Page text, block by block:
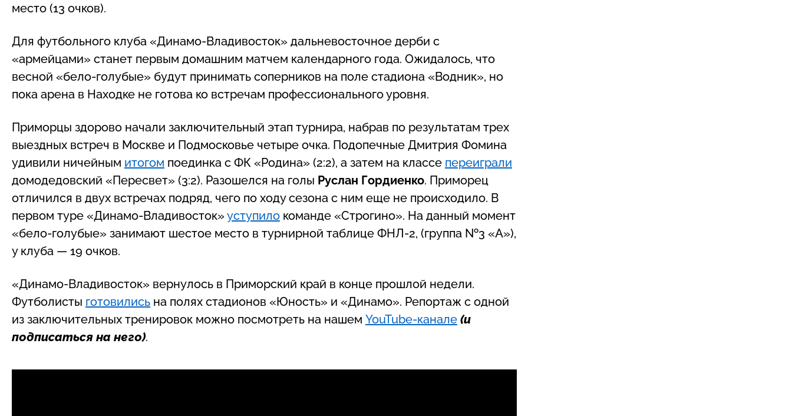
место (13 очков).
Для футбольного клуба «Динамо-Владивосток» дальневосточное дерби с
«армейцами» станет первым домашним матчем календарного года. Ожидалось, что
весной «бело-голубые» будут принимать соперников на поле стадиона «Водник», но
пока арена в Находке не готова ко встречам профессионального уровня.
Приморцы здорово начали заключительный этап турнира, набрав по результатам трех
выездных встреч в Москве и Подмосковье четыре очка. Подопечные Дмитрия Фомина
удивили ничейным итогом поединка с ФК «Родина» (2:2), а затем на классе переиграли
домодедовский «Пересвет» (3:2). Разошелся на голы Руслан Гордиенко. Приморец
отличился в двух встречах подряд, чего по ходу сезона с ним еще не происходило. В
первом туре «Динамо-Владивосток» уступило команде «Строгино». На данный момент
«бело-голубые» занимают шестое место в турнирной таблице ФНЛ-2, (группа №3 «А»),
у клуба — 19 очков.
«Динамо-Владивосток» вернулось в Приморский край в конце прошлой недели.
Футболисты готовились на полях стадионов «Юность» и «Динамо». Репортаж с одной
из заключительных тренировок можно посмотреть на нашем YouTube-канале (и
подписаться на него).